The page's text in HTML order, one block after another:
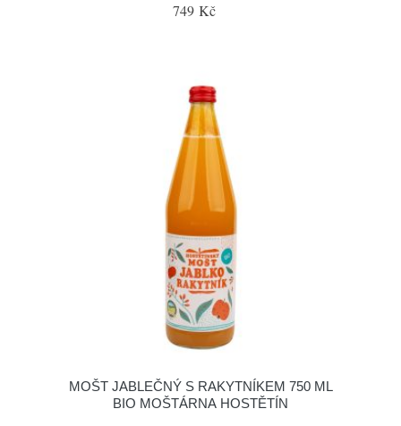
749 Kč
MOŠT JABLEČNÝ S RAKYTNÍKEM 750 ML
BIO MOŠTÁRNA HOSTĚTÍN